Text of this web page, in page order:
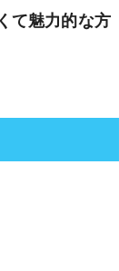
て魅力的な方